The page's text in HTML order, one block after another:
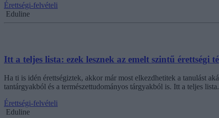
Érettségi-felvételi
Eduline
Itt a teljes lista: ezek lesznek az emelt szintű érettségi
Ha ti is idén érettségiztek, akkor már most elkezdhetitek a tanulást
tantárgyakból és a természettudományos tárgyakból is. Itt a teljes lista.
Érettségi-felvételi
Eduline